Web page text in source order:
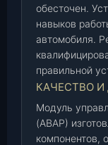
1
2
3
N
E
X
T
Г
а
обесточен.
навыков
автомобиля.
правильной
КАЧЕСТВО
Модуль
(АВАР)
компонентов,